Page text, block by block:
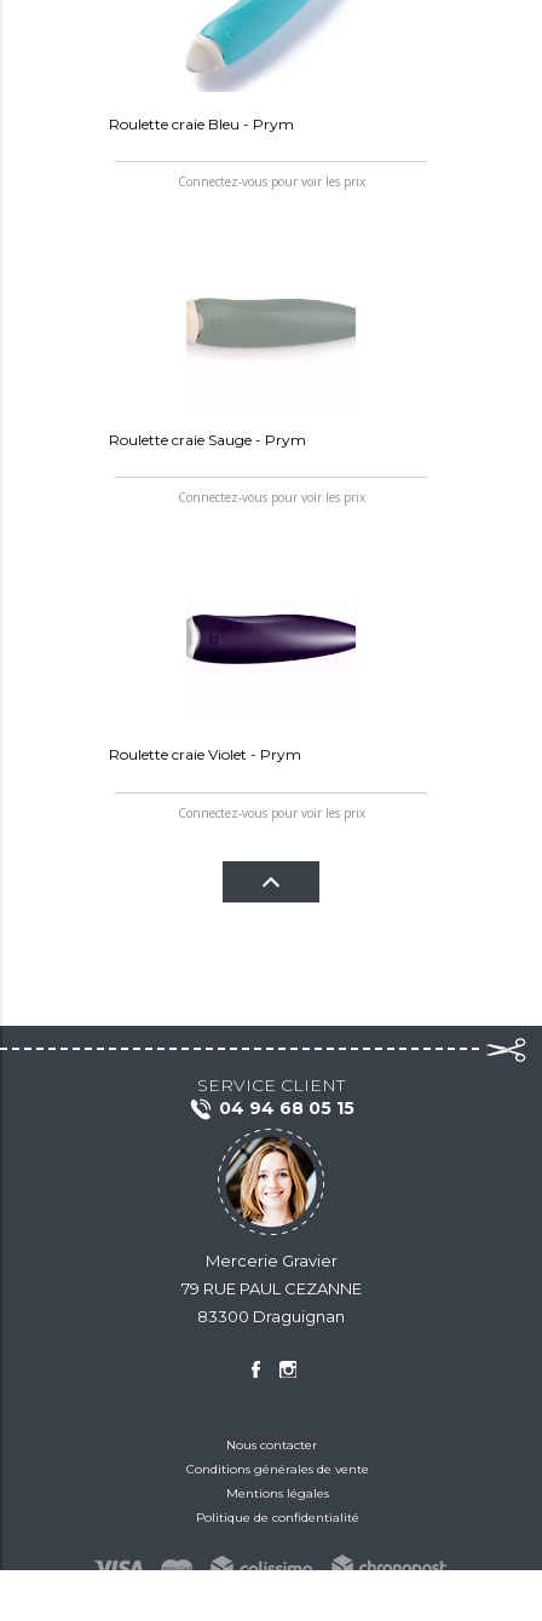
Roulette craie Bleu - Prym
Connectez-vous pour voir les prix
Roulette craie Sauge - Prym
Connectez-vous pour voir les prix
Roulette craie Violet - Prym
Connectez-vous pour voir les prix
SERVICE CLIENT
04 94 68 05 15
Mercerie Gravier
79 RUE PAUL CEZANNE
83300 Draguignan
Nous contacter
Conditions générales de vente
Mentions légales
Politique de confidentialité